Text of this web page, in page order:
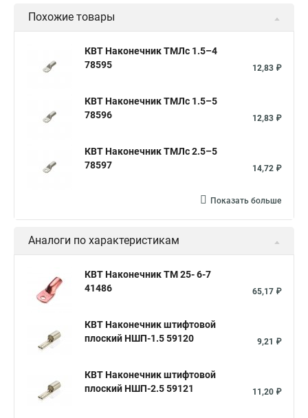
Похожие товары
КВТ Наконечник ТМЛс 1.5–4
78595
12,83 ₽
КВТ Наконечник ТМЛс 1.5–5
78596
12,83 ₽
КВТ Наконечник ТМЛс 2.5–5
78597
14,72 ₽
Показать больше
Аналоги по характеристикам
КВТ Наконечник ТМ 25- 6-7
41486
65,17 ₽
КВТ Наконечник штифтовой
плоский НШП-1.5 59120
9,21 ₽
КВТ Наконечник штифтовой
плоский НШП-2.5 59121
11,20 ₽